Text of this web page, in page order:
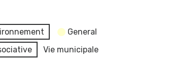
General
Vie municipale